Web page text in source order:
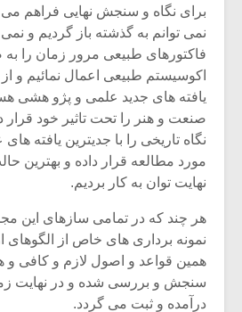
برای نگاه و سنجش نهایی فراهم
نمی توانم به گذشته باز گردیم و نمی
فاکتورهای طبیعی مرور زمان را
اکوسیستم طبیعی اعمال نمائیم و
یافته های جدید علمی و پژو هشی
صنعت و هنر را تحت تاثیر خود قرار
نگاه تاریخی را با جدیترین یافته
مورد مطالعه قرار داده و بهترین
نهایت توان به کار بردیم.
هر چند که در تمامی سازهای این
نمونه برداری های خاص از الگوهای
همین قواعد و اصول لازم و کافی
سنجش و بررسی شده و در نهایت
درآمده و ثبت می گردد.